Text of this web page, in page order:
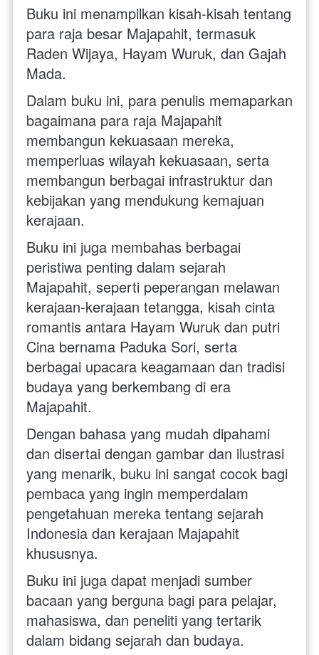
Buku ini menampilkan kisah-kisah tentang
para raja besar Majapahit, termasuk
Raden Wijaya, Hayam Wuruk, dan Gajah
Mada.
Dalam buku ini, para penulis memaparkan
bagaimana para raja Majapahit
membangun kekuasaan mereka,
memperluas wilayah kekuasaan, serta
membangun berbagai infrastruktur dan
kebijakan yang mendukung kemajuan
kerajaan.
Buku ini juga membahas berbagai
peristiwa penting dalam sejarah
Majapahit, seperti peperangan melawan
kerajaan-kerajaan tetangga, kisah cinta
romantis antara Hayam Wuruk dan putri
Cina bernama Paduka Sori, serta
berbagai upacara keagamaan dan tradisi
budaya yang berkembang di era
Majapahit.
Dengan bahasa yang mudah dipahami
dan disertai dengan gambar dan ilustrasi
yang menarik, buku ini sangat cocok bagi
pembaca yang ingin memperdalam
pengetahuan mereka tentang sejarah
Indonesia dan kerajaan Majapahit
khususnya.
Buku ini juga dapat menjadi sumber
bacaan yang berguna bagi para pelajar,
mahasiswa, dan peneliti yang tertarik
dalam bidang sejarah dan budaya.